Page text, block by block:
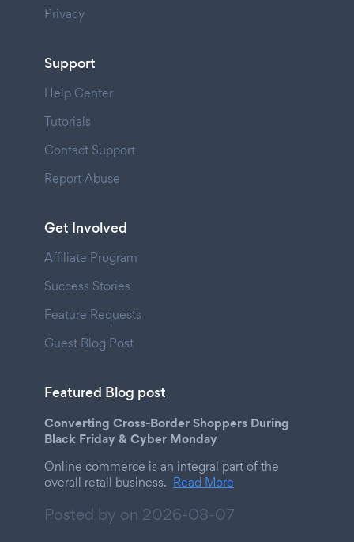
Privacy
Support
Help Center
Tutorials
Contact Support
Report Abuse
Get Involved
Affiliate Program
Success Stories
Feature Requests
Guest Blog Post
Featured Blog post
Converting Cross-Border Shoppers During
Black Friday & Cyber Monday
Online commerce is an integral part of the
overall retail business. Read More
Posted by on 2026-08-07